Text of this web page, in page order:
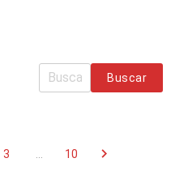
Buscar
3 10 chevron_right